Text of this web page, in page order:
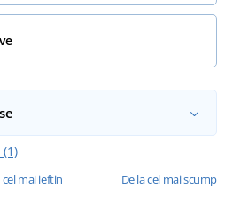
cel mai ieftin De la cel mai scump